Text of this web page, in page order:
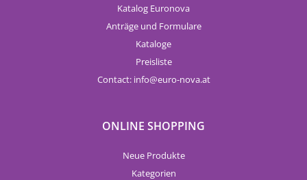
Katalog Euronova
Anträge und Formulare
Kataloge
Preisliste
Contact: info euro-nova.at
ONLINE SHOPPING
Neue Produkte
Kategorien